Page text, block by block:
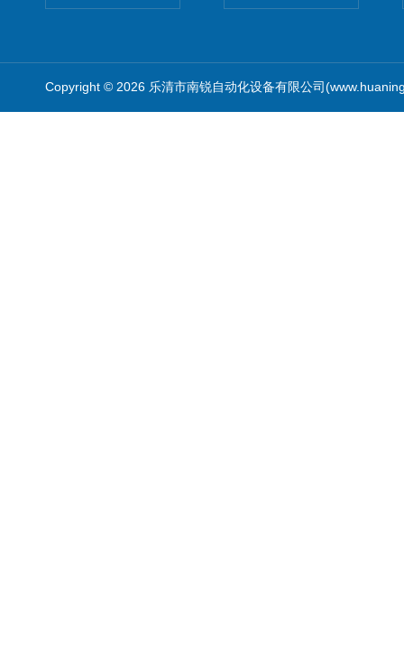
Copyright © 2026 乐清市南锐自动化设备有限公司